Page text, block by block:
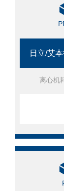
日立/艾
离心机